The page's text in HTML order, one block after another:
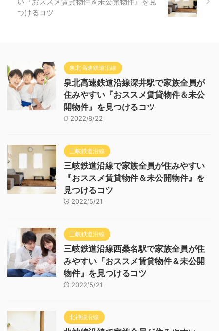
つけるコツ
泉北高速鉄道沿線
泉北高速鉄道沿線深井駅で家族全員が
住みやすい『おススメ賃貸物件＆未公
開物件』を見つけるコツ
2022/8/22
三岐鉄道沿線
三岐鉄道沿線で家族全員が住みやすい
『おススメ賃貸物件＆未公開物件』を
見つけるコツ
2022/5/21
三岐鉄道沿線
三岐鉄道沿線西桑名駅で家族全員が住
みやすい『おススメ賃貸物件＆未公開
物件』を見つけるコツ
2022/5/21
北神線沿線